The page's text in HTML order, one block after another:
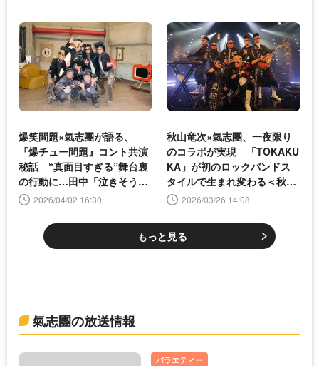
爆笑問題×氣志團が語る、
『爆チュー問題』コント共演
秘話 “真面目すぎる”舞台裏
の行動に…田中「泣きそうに
なっちゃって」
2026/04/02 16:30
秋山竜次×氣志團、一夜限り
のコラボが実現 「TOKAKU
KA」が初のロックバンドス
タイルで生まれ変わる＜秋山
歌謡祭2026＞
2026/03/26 14:08
もっと見る
氣志團の放送情報
バラエティー